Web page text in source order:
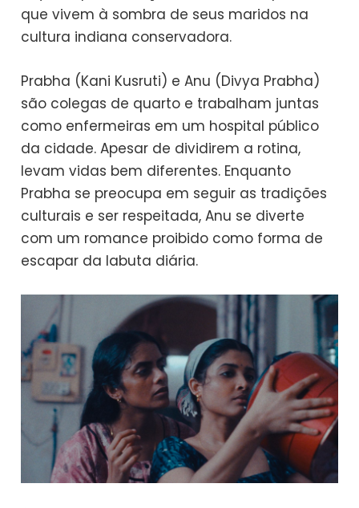
que vivem à sombra de seus maridos na
cultura indiana conservadora.
Prabha (Kani Kusruti) e Anu (Divya Prabha)
são colegas de quarto e trabalham juntas
como enfermeiras em um hospital público
da cidade. Apesar de dividirem a rotina,
levam vidas bem diferentes. Enquanto
Prabha se preocupa em seguir as tradições
culturais e ser respeitada, Anu se diverte
com um romance proibido como forma de
escapar da labuta diária.